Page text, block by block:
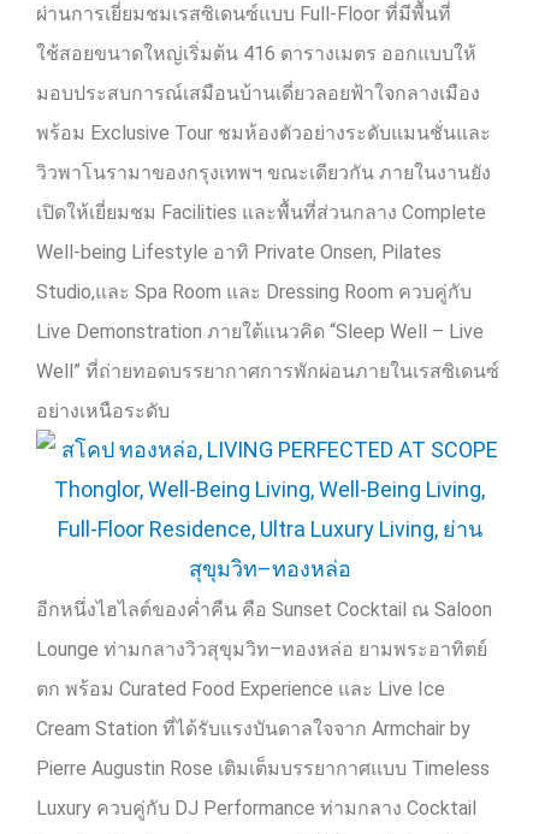
ผ่านการเยี่ยมชมเรสซิเดนซ์แบบ Full-Floor ที่มีพื้นที่
ใช้สอยขนาดใหญ่เริ่มต้น 416 ตารางเมตร ออกแบบให้
มอบประสบการณ์เสมือนบ้านเดี่ยวลอยฟ้าใจกลางเมือง
พร้อม Exclusive Tour ชมห้องตัวอย่างระดับแมนชั่นและ
วิวพาโนรามาของกรุงเทพฯ ขณะเดียวกัน ภายในงานยัง
เปิดให้เยี่ยมชม Facilities และพื้นที่ส่วนกลาง Complete
Well-being Lifestyle อาทิ Private Onsen, Pilates
Studio,และ Spa Room และ Dressing Room ควบคู่กับ
Live Demonstration ภายใต้แนวคิด “Sleep Well – Live
Well” ที่ถ่ายทอดบรรยากาศการพักผ่อนภายในเรสซิเดนซ์
อย่างเหนือระดับ
อีกหนึ่งไฮไลต์ของค่ำคืน คือ Sunset Cocktail ณ Saloon
Lounge ท่ามกลางวิวสุขุมวิท–ทองหล่อ ยามพระอาทิตย์
ตก พร้อม Curated Food Experience และ Live Ice
Cream Station ที่ได้รับแรงบันดาลใจจาก Armchair by
Pierre Augustin Rose เติมเต็มบรรยากาศแบบ Timeless
Luxury ควบคู่กับ DJ Performance ท่ามกลาง Cocktail